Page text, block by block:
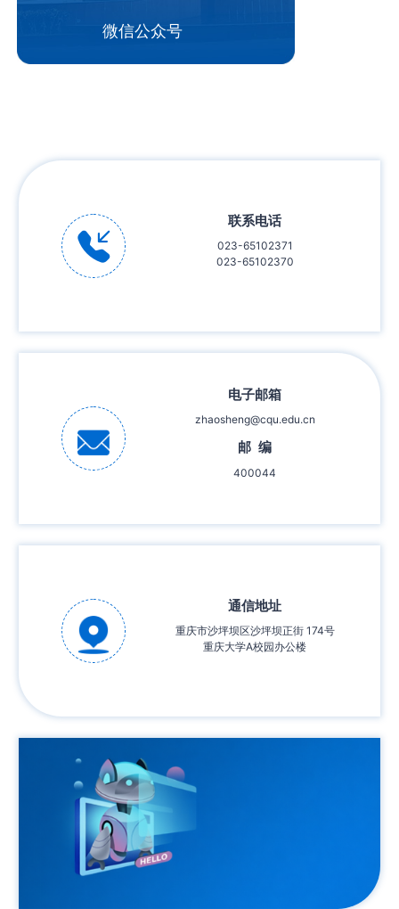
微信公众号
联系电话
023-65102371
023-65102370
电子邮箱
zhaosheng@cqu.edu.cn
邮 编
400044
通信地址
重庆市沙坪坝区沙坪坝正街 174号
重庆大学A校园办公楼